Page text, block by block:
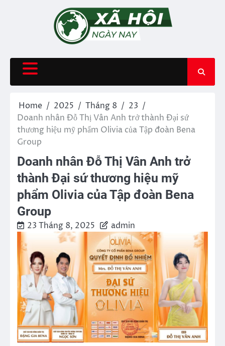
Home 2025 Tháng 8
23
Doanh nhân Đỗ Thị Vân Anh trở thành Đại sứ
thương hiệu mỹ phẩm Olivia của Tập đoàn Bena
Group
Doanh nhân Đỗ Thị Vân Anh trở
thành Đại sứ thương hiệu mỹ
phẩm Olivia của Tập đoàn Bena
Group
23 Tháng 8, 2025 admin